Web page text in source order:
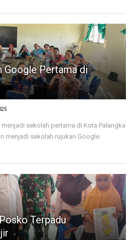
Google Pertama di
sekolah pertama di Kota Palangka
menjadi sekolah rujukan Google.
Terpadu